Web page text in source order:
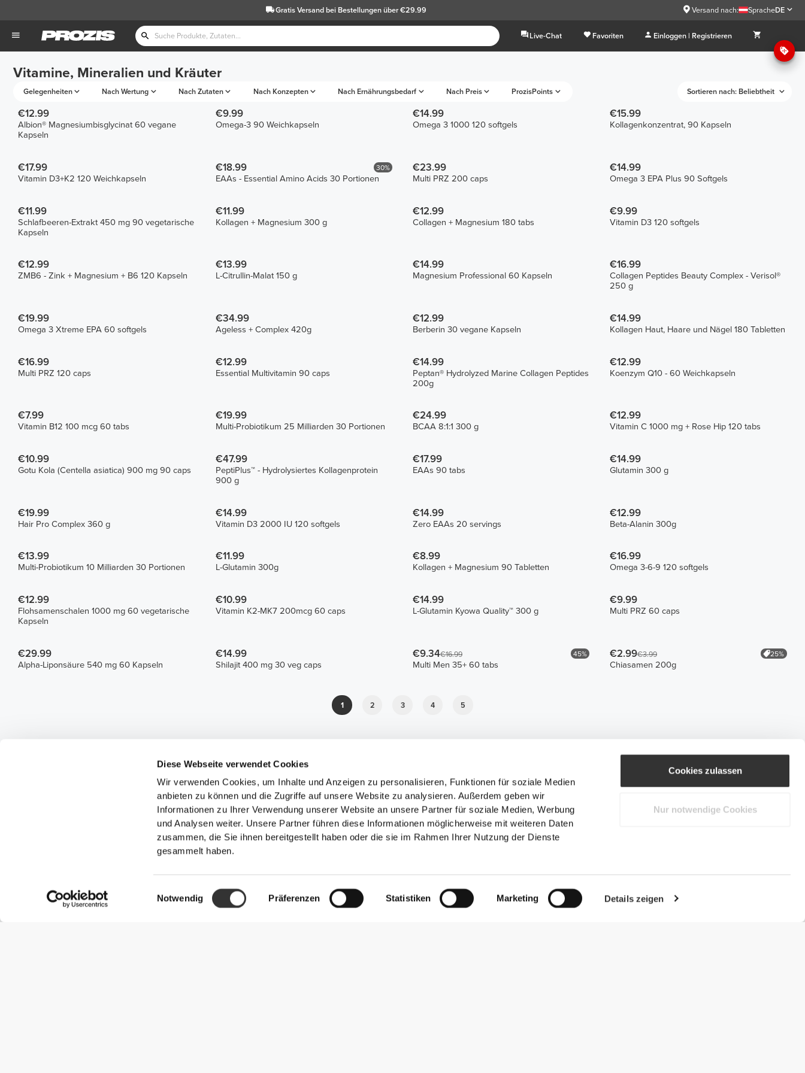
Diese Webseite verwendet Cookies
Wir verwenden Cookies, um Inhalte und Anzeigen zu personalisieren, Funktionen für soziale Medien
anbieten zu können und die Zugriffe auf unsere Website zu analysieren. Außerdem geben wir
Informationen zu Ihrer Verwendung unserer Website an unsere Partner für soziale Medien, Werbung
und Analysen weiter. Unsere Partner führen diese Informationen möglicherweise mit weiteren Daten
zusammen, die Sie ihnen bereitgestellt haben oder die sie im Rahmen Ihrer Nutzung der Dienste
gesammelt haben.
Einwilligungsauswahl
Notwendig Präferenzen Statistiken Marketing Details zeigen
Cookies zulassen
Nur notwendige Cookies
Gratis Versandbei Bestellungen über €29.99 Versand nach: SpracheDE
Live-Chat Favoriten Einloggen | Registrieren
Vitamine, Mineralien und Kräuter
Gelegenheiten Nach Wertung Nach Zutaten Nach Konzepten Nach Ernährungsbedarf Nach Preis ProzisPoints Sortieren nach: Beliebtheit
€12.99
Albion® Magnesiumbisglycinat 60 vegane
Kapseln
€9.99
Omega-3 90 Weichkapseln
€14.99
Omega 3 1000 120 softgels
€15.99
Kollagenkonzentrat, 90 Kapseln
€17.99
Vitamin D3+K2 120 Weichkapseln
€18.99 30%
EAAs - Essential Amino Acids 30 Portionen
€23.99
Multi PRZ 200 caps
€14.99
Omega 3 EPA Plus 90 Softgels
€11.99
Schlafbeeren-Extrakt 450 mg 90 vegetarische
Kapseln
€11.99
Kollagen + Magnesium 300 g
€12.99
Collagen + Magnesium 180 tabs
€9.99
Vitamin D3 120 softgels
€12.99
ZMB6 - Zink + Magnesium + B6 120 Kapseln
€13.99
L-Citrullin-Malat 150 g
€14.99
Magnesium Professional 60 Kapseln
€16.99
Collagen Peptides Beauty Complex - Verisol®
250 g
€19.99
Omega 3 Xtreme EPA 60 softgels
€34.99
Ageless + Complex 420g
€12.99
Berberin 30 vegane Kapseln
€14.99
Kollagen Haut, Haare und Nägel 180 Tabletten
€16.99
Multi PRZ 120 caps
€12.99
Essential Multivitamin 90 caps
€14.99
Peptan® Hydrolyzed Marine Collagen Peptides
200g
€12.99
Koenzym Q10 - 60 Weichkapseln
€7.99
Vitamin B12 100 mcg 60 tabs
€19.99
Multi-Probiotikum 25 Milliarden 30 Portionen
€24.99
BCAA 8:1:1 300 g
€12.99
Vitamin C 1000 mg + Rose Hip 120 tabs
€10.99
Gotu Kola (Centella asiatica) 900 mg 90 caps
€47.99
PeptiPlus™ - Hydrolysiertes Kollagenprotein
900 g
€17.99
EAAs 90 tabs
€14.99
Glutamin 300 g
€19.99
Hair Pro Complex 360 g
€14.99
Vitamin D3 2000 IU 120 softgels
€14.99
Zero EAAs 20 servings
€12.99
Beta-Alanin 300g
€13.99
Multi-Probiotikum 10 Milliarden 30 Portionen
€11.99
L-Glutamin 300g
€8.99
Kollagen + Magnesium 90 Tabletten
€16.99
Omega 3-6-9 120 softgels
€12.99
Flohsamenschalen 1000 mg 60 vegetarische
Kapseln
€10.99
Vitamin K2-MK7 200mcg 60 caps
€14.99
L-Glutamin Kyowa Quality™ 300 g
€9.99
Multi PRZ 60 caps
€29.99
Alpha-Liponsäure 540 mg 60 Kapseln
€14.99
Shilajit 400 mg 30 veg caps
€9.34€16.99 45%
Multi Men 35+ 60 tabs
€2.99€3.99 25%
Chiasamen 200g
1 2 3 4 5